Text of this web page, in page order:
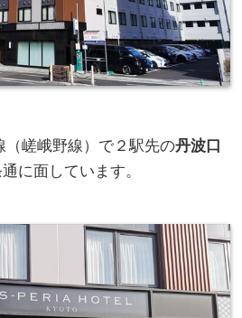
（嵯峨野線）で２駅先の丹波口
に面しています。